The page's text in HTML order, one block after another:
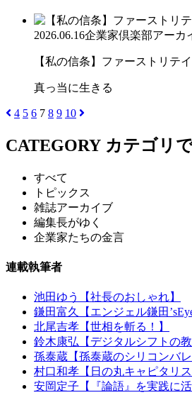
2026.06.16企業家倶楽部アーカ
【私の信条】ファーストリ
真っ当に生きる
4 5 6 7 8 9 10
CATEGORY カテゴリ
すべて
トピックス
雑誌アーカイブ
編集長がゆく
企業家たちの金言
連載執筆者
池田ゆう【社長のおしゃれ】
鎌田富久【エンジェル鎌田’sEye
北尾吉孝【世相を斬る！】
鈴木康弘【デジタルシフトの教
孫泰蔵【孫泰蔵のシリコンバ
村口和孝【日の丸キャピタリス
安岡定子【『論語』を実践に活